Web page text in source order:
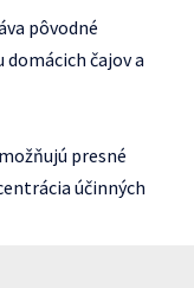
pôvodné
čajov a
presné
účinných